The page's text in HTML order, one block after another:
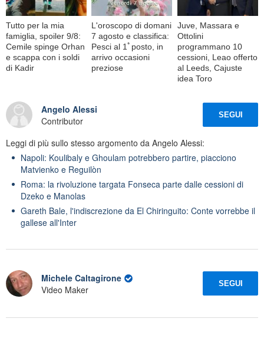
Tutto per la mia
famiglia, spoiler 9/8:
Cemile spinge Orhan
e scappa con i soldi
di Kadir
L'oroscopo di domani
7 agosto e classifica:
Pesci al 1ﾟposto, in
arrivo occasioni
preziose
Juve, Massara e
Ottolini
programmano 10
cessioni, Leao offerto
al Leeds, Cajuste
idea Toro
Angelo Alessi
Contributor
SEGUI
Leggi di più sullo stesso argomento da Angelo Alessi:
Napoli: Koulibaly e Ghoulam potrebbero partire, piacciono
Matvienko e Reguilòn
Roma: la rivoluzione targata Fonseca parte dalle cessioni di
Dzeko e Manolas
Gareth Bale, l'indiscrezione da El Chiringuito: Conte vorrebbe il
gallese all'Inter
Michele Caltagirone
Video Maker
SEGUI